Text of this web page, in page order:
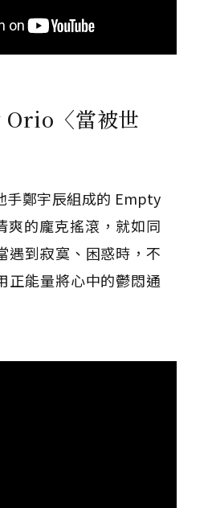
〈當被世
手鄭宇辰組成的 Empty
爽的龐克搖滾，就如同
遇到寂寞、困惑時，不
正能量將心中的鬱悶通